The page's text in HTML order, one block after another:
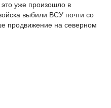
это уже произошло в
выбили ВСУ почти со
продвижение на северном